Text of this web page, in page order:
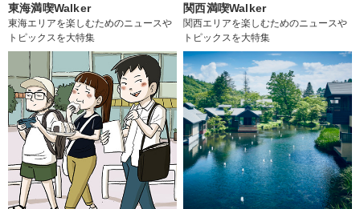
東海満喫Walker
東海エリアを楽しむためのニュースや
トピックスを大特集
関西満喫Walker
関西エリアを楽しむためのニュースや
トピックスを大特集